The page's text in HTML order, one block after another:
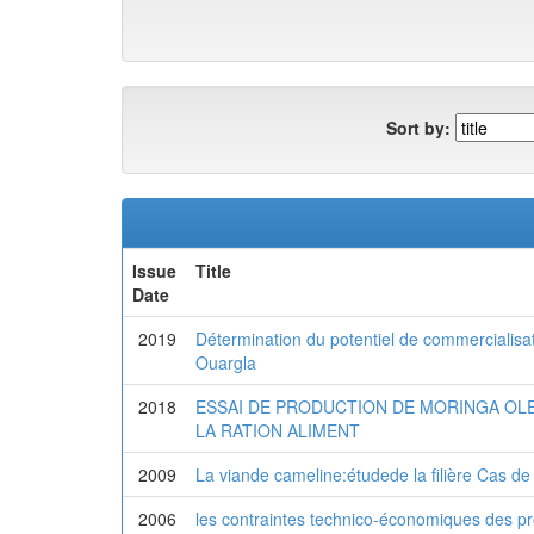
Sort by:
Issue
Date
Title
2019
Détermination du potentiel de
Ouargla
2018
ESSAI DE PRODUCTION DE MORINGA
LA RATION ALIMENT
2009 La viande cameline:étudede la filière Cas
2006
les contraintes technico-économiques des